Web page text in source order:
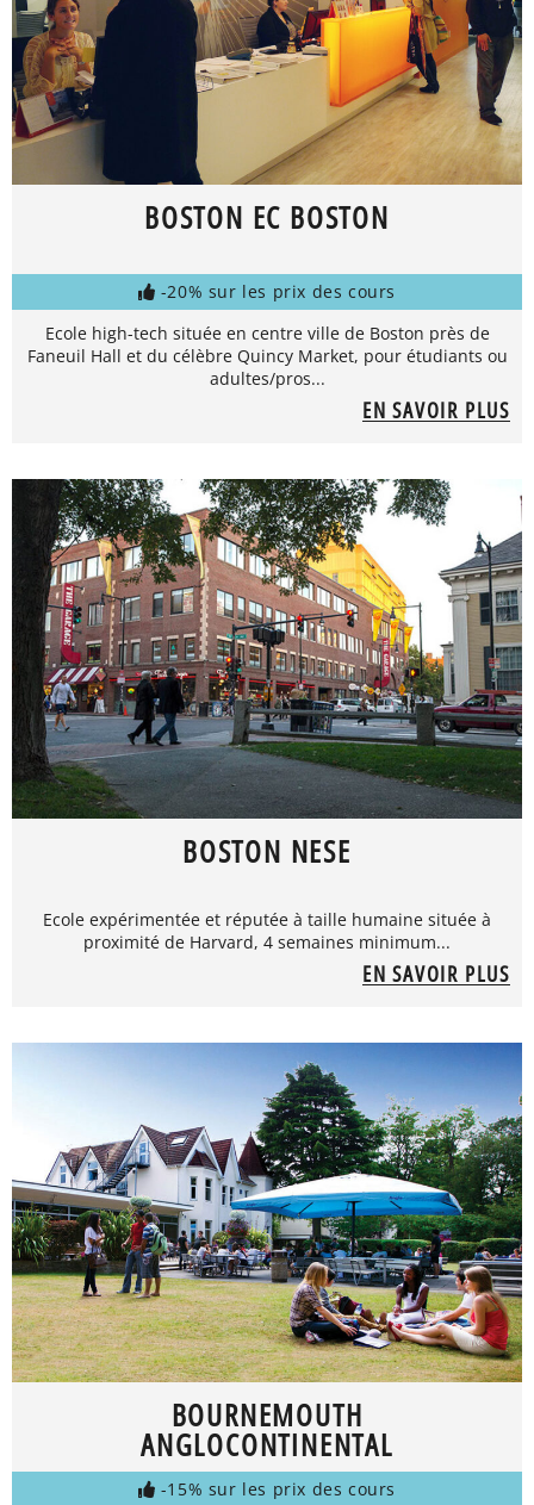
BOSTON EC BOSTON
-20% sur les prix des cours
Ecole high-tech située en centre ville de Boston près de
Faneuil Hall et du célèbre Quincy Market, pour étudiants ou
adultes/pros...
EN SAVOIR PLUS
BOSTON NESE
Ecole expérimentée et réputée à taille humaine située à
proximité de Harvard, 4 semaines minimum...
EN SAVOIR PLUS
BOURNEMOUTH
ANGLOCONTINENTAL
-15% sur les prix des cours